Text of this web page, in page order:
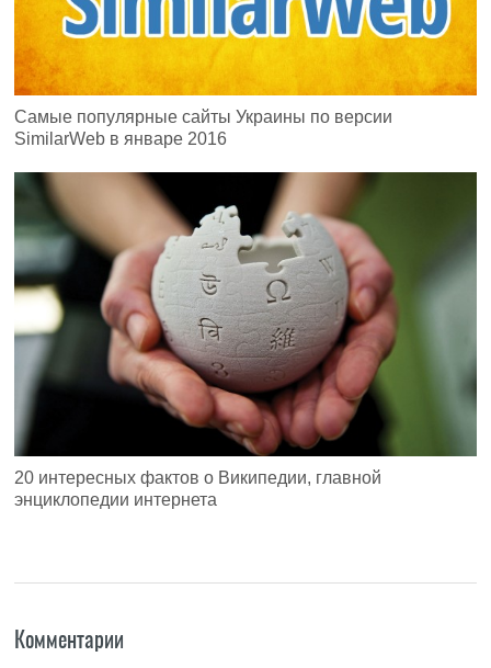
Самые популярные сайты Украины по версии
SimilarWeb в январе 2016
20 интересных фактов о Википедии, главной
энциклопедии интернета
Комментарии